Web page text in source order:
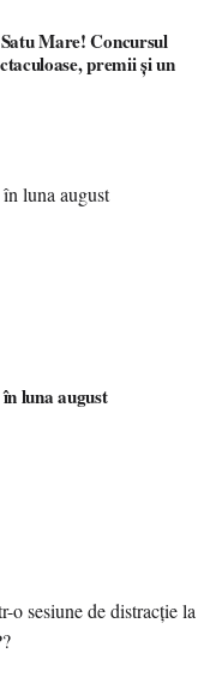
premii și un
luna august